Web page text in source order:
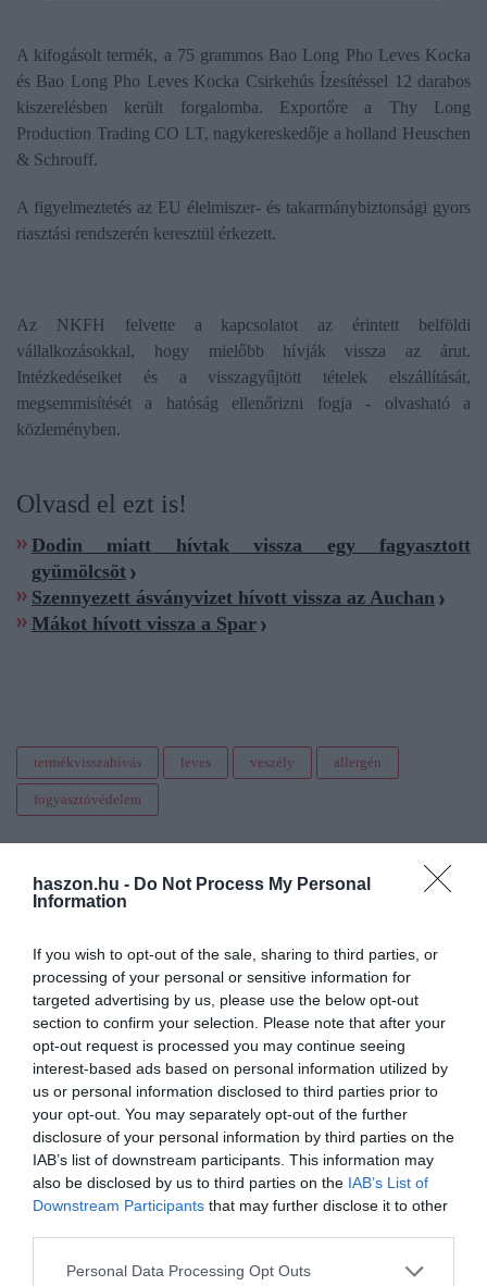
haszon.hu - Do Not Process My Personal
Information
If you wish to opt-out of the sale, sharing to third parties, or
processing of your personal or sensitive information for
targeted advertising by us, please use the below opt-out
section to confirm your selection. Please note that after your
opt-out request is processed you may continue seeing
interest-based ads based on personal information utilized by
us or personal information disclosed to third parties prior to
your opt-out. You may separately opt-out of the further
disclosure of your personal information by third parties on the
IAB’s list of downstream participants. This information may
also be disclosed by us to third parties on the IAB’s List of
Downstream Participants that may further disclose it to other
Please note that this website/app uses one or more Google
Personal Data Processing Opt Outs
A kifogásolt termék, a 75 grammos Bao Long Pho Leves Kocka
és Bao Long Pho Leves Kocka Csirkehús Ízesítéssel 12 darabos
kiszerelésben került forgalomba. Exportőre a Thy Long
Production Trading CO LT, nagykereskedője a holland Heuschen
& Schrouff.
A figyelmeztetés az EU élelmiszer- és takarmánybiztonsági gyors
riasztási rendszerén keresztül érkezett.
Az NKFH felvette a kapcsolatot az érintett belföldi
vállalkozásokkal, hogy mielőbb hívják vissza az árut.
Intézkedéseiket és a visszagyűjtött tételek elszállítását,
megsemmisítését a hatóság ellenőrizni fogja - olvasható a
közleményben.
Olvasd el ezt is!
Dodin miatt hívtak vissza egy fagyasztott
gyümölcsöt
Szennyezett ásványvizet hívott vissza az Auchan
Mákot hívott vissza a Spar
termékvisszahívás leves veszély allergén
fogyasztóvédelem